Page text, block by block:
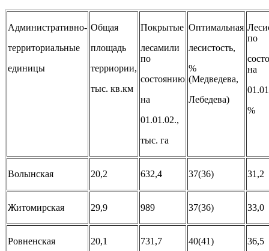
Административно-
территориальные
единицы
Общая
площадь
терриории,
тыс. кв.км
Покрытые
лесамили
по
состоянию
на
01.01.02.,
тыс. га
Оптимальная
лесистость,
%
(Медведева,
Лебедева)
по
на
%
Волынская 20,2 632,4 37(36) 31,2
Житомирская 29,9 989 37(36) 33,0
Ровненская 20,1 731,7 40(41) 36,5